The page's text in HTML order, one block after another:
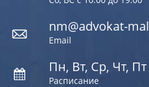
nm@advokat-
Email
Пн, Вт, Ср, Чт,
Расписание